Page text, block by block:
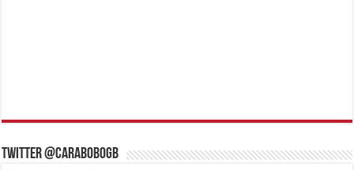
Twitter @CaraboboGB